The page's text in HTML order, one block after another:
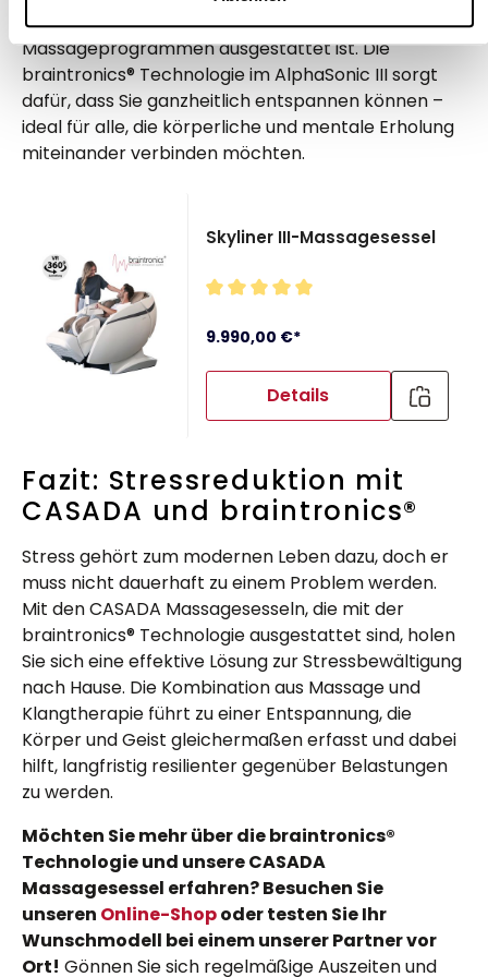
Komfort bietet und mit verschiedenen
Massageprogrammen ausgestattet ist. Die
braintronics® Technologie im AlphaSonic III sorgt
dafür, dass Sie ganzheitlich entspannen können –
ideal für alle, die körperliche und mentale Erholung
miteinander verbinden möchten.
von 5 Sternen
Skyliner III-Massagesessel
9.990,00 €*
Details
Fazit: Stressreduktion mit
CASADA und braintronics®
Stress gehört zum modernen Leben dazu, doch er
muss nicht dauerhaft zu einem Problem werden.
Mit den CASADA Massagesesseln, die mit der
braintronics® Technologie ausgestattet sind, holen
Sie sich eine effektive Lösung zur Stressbewältigung
nach Hause. Die Kombination aus Massage und
Klangtherapie führt zu einer Entspannung, die
Körper und Geist gleichermaßen erfasst und dabei
hilft, langfristig resilienter gegenüber Belastungen
zu werden.
Möchten Sie mehr über die braintronics®
Technologie und unsere CASADA
Massagesessel erfahren? Besuchen Sie
unseren Online-Shopoder testen Sie Ihr
Wunschmodell bei einem unserer Partner vor
Ort! Gönnen Sie sich regelmäßige Auszeiten und